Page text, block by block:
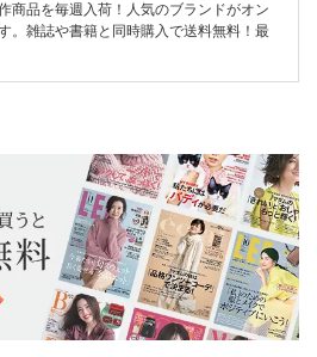
商品を毎週入荷！人気のブランドがオン
。雑誌や書籍と同時購入で送料無料！最